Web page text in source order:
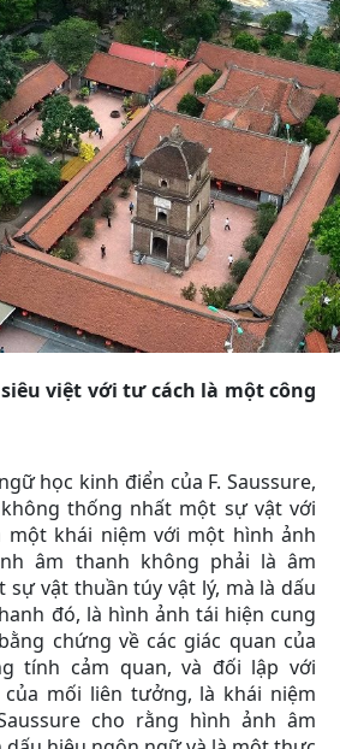
việt với tư cách là một công
học kinh điển của F. Saussure,
thống nhất một sự vật với
một khái niệm với một hình ảnh
âm thanh không phải là âm
sự vật thuần túy vật lý, mà là dấu
đó, là hình ảnh tái hiện cung
chứng về các giác quan của
tính cảm quan, và đối lập với
mối liên tưởng, là khái niệm
cho rằng hình ảnh âm